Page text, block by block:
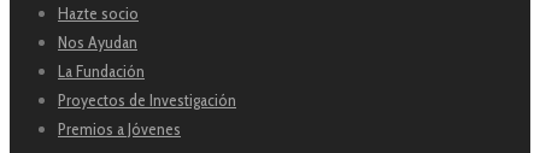
Hazte socio
Nos Ayudan
La Fundación
Proyectos de Investigación
Premios a Jóvenes